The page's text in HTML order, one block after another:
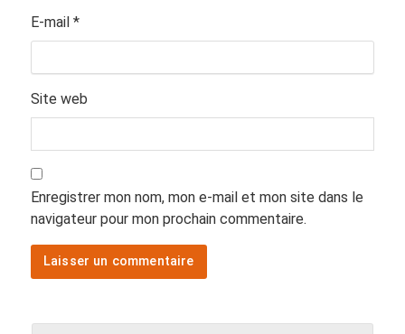
E-mail *
Site web
Enregistrer mon nom, mon e-mail et mon site dans le
navigateur pour mon prochain commentaire.